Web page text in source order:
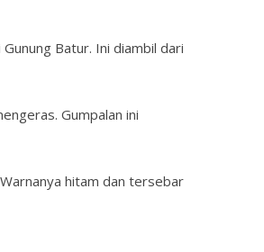
Batur. Ini diambil dari
Gumpalan ini
hitam dan tersebar